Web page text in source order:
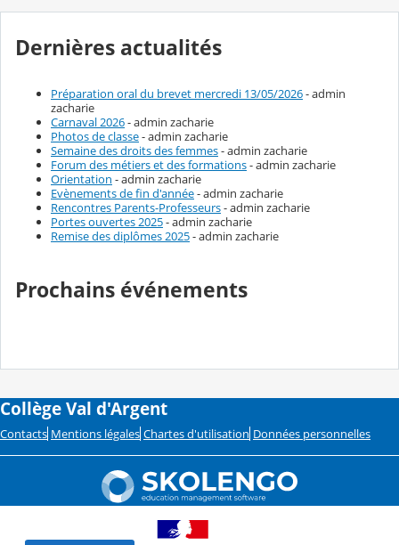
Dernières actualités
Préparation oral du brevet mercredi 13/05/2026- admin
zacharie
Carnaval 2026- admin zacharie
Photos de classe- admin zacharie
Semaine des droits des femmes- admin zacharie
Forum des métiers et des formations- admin zacharie
Orientation - admin zacharie
Evènements de fin d'année- admin zacharie
Rencontres Parents-Professeurs- admin zacharie
Portes ouvertes 2025- admin zacharie
Remise des diplômes 2025- admin zacharie
Prochains événements
Collège Val d'Argent
Contacts Mentions légales Chartes d'utilisation Données personnelles